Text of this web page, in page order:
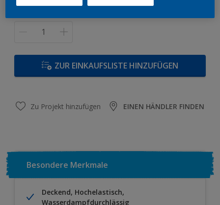
ZUR EINKAUFSLISTE HINZUFÜGEN
Zu Projekt hinzufügen EINEN HÄNDLER FINDEN
Besondere Merkmale
Deckend, Hochelastisch,
Wasserdampfdurchlässig